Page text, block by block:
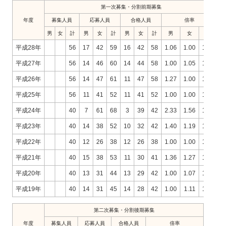
年度
第一次募集・分割前期募集
募集人員 応募人員 合格人員 倍率
男 女 計 男 女 計 男 女 計 男 女
平成28年 56 17 42 59 16 42 58 1.06 1.00 1.02
平成27年 56 14 46 60 14 44 58 1.00 1.05 1.03
平成26年 56 14 47 61 11 47 58 1.27 1.00 1.05
平成25年 56 11 41 52 11 41 52 1.00 1.00 1.00
平成24年 40 7 61 68 3 39 42 2.33 1.56 1.62
平成23年 40 14 38 52 10 32 42 1.40 1.19 1.24
平成22年 40 12 26 38 12 26 38 1.00 1.00 1.00
平成21年 40 15 38 53 11 30 41 1.36 1.27 1.29
平成20年 40 13 31 44 13 29 42 1.00 1.07 1.05
平成19年 40 14 31 45 14 28 42 1.00 1.11 1.07
年度
第二次募集・分割後期募集
募集人員 応募人員 合格人員 倍率